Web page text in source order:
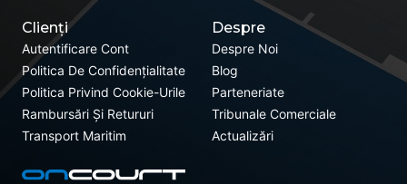
Clienți
Autentificare Cont
Politica De Confidențialitate
Politica Privind Cookie-Urile
Rambursări Și Retururi
Transport Maritim
Despre
Despre Noi
Blog
Parteneriate
Tribunale Comerciale
Actualizări